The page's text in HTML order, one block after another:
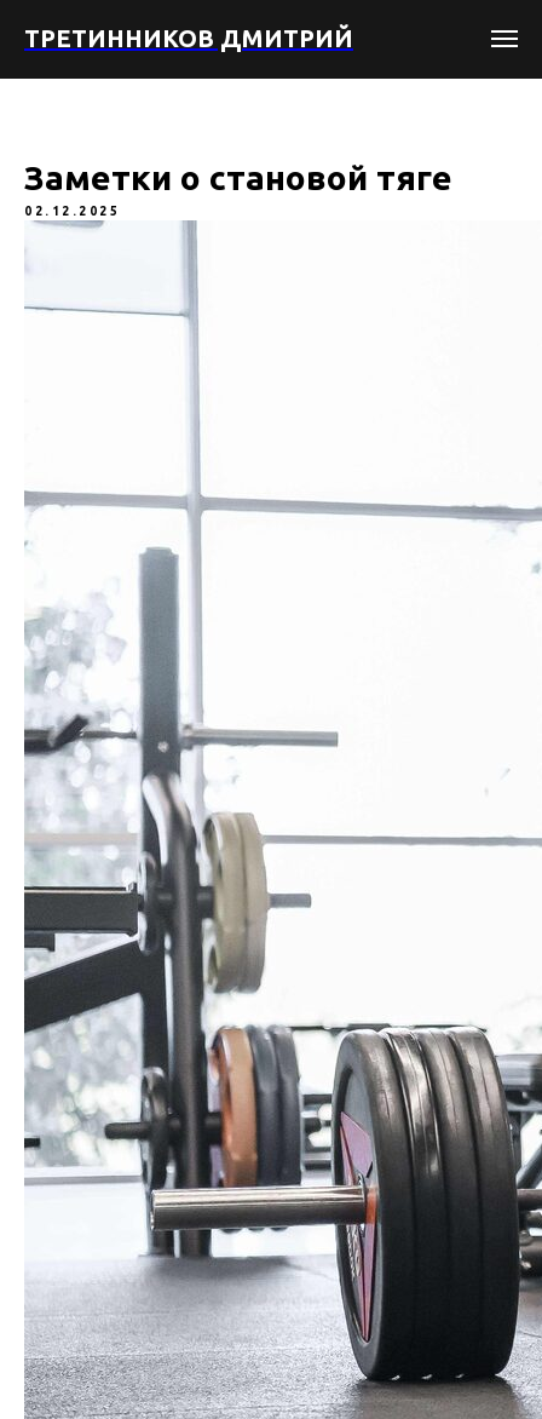
ТРЕТИННИКОВ ДМИТРИЙ
Заметки о становой тяге
02.12.2025